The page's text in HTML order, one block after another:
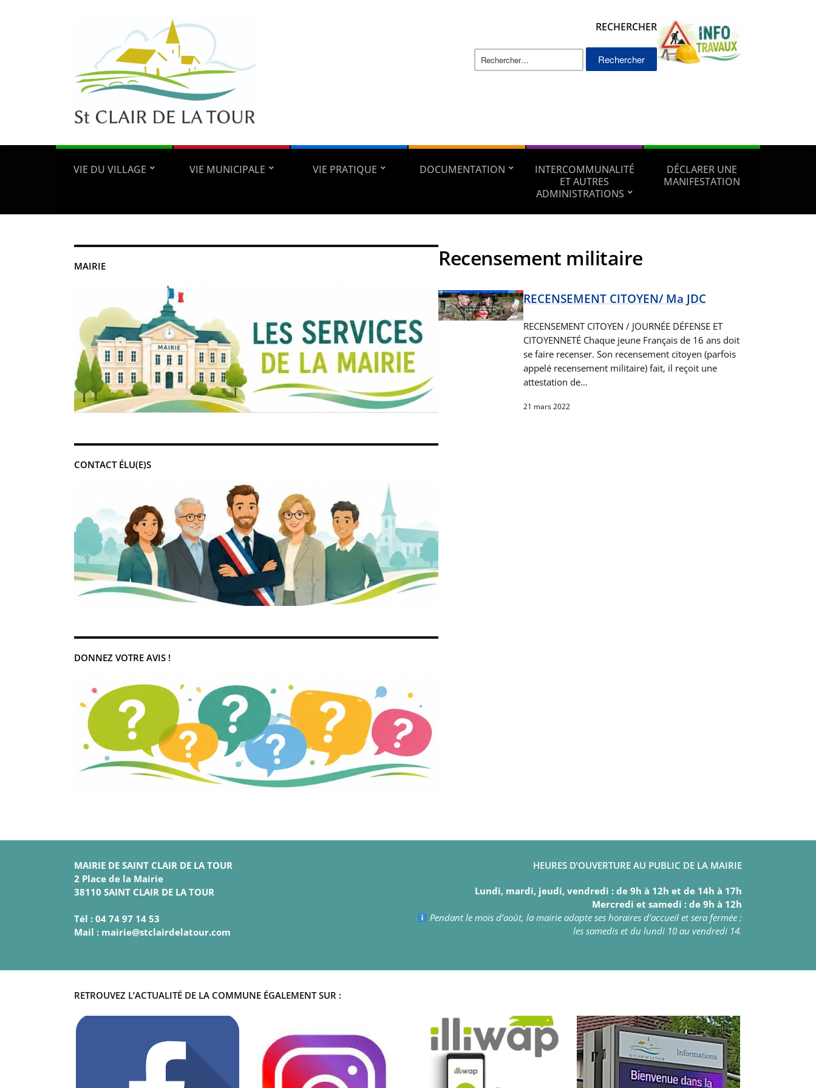
RECHERCHER
Rechercher :
VIE DU VILLAGE VIE MUNICIPALE VIE PRATIQUE DOCUMENTATION
INTERCOMMUNALITÉ
ET AUTRES
ADMINISTRATIONS
DÉCLARER UNE
MANIFESTATION
MAIRIE
CONTACT ÉLU(E)S
DONNEZ VOTRE AVIS !
Recensement militaire
RECENSEMENT CITOYEN/ Ma JDC
RECENSEMENT CITOYEN / JOURNÉE DÉFENSE ET
CITOYENNETÉ Chaque jeune Français de 16 ans doit
se faire recenser. Son recensement citoyen (parfois
appelé recensement militaire) fait, il reçoit une
attestation de…
21 mars 2022
MAIRIE DE SAINT CLAIR DE LA TOUR
2 Place de la Mairie
38110 SAINT CLAIR DE LA TOUR
Tél : 04 74 97 14 53
Mail : mairie@stclairdelatour.com
HEURES D’OUVERTURE AU PUBLIC DE LA MAIRIE
Lundi, mardi, jeudi, vendredi : de 9h à 12h et de 14h à 17h
Mercredi et samedi : de 9h à 12h
Pendant le mois d’août, la mairie adapte ses horaires d’accueil et sera fermée :
les samedis et du lundi 10 au vendredi 14.
RETROUVEZ L’ACTUALITÉ DE LA COMMUNE ÉGALEMENT SUR :